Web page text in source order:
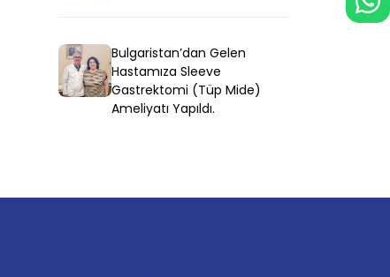
Bulgaristan’dan Gelen
Hastamıza Sleeve
Gastrektomi (Tüp Mide)
Ameliyatı Yapıldı.